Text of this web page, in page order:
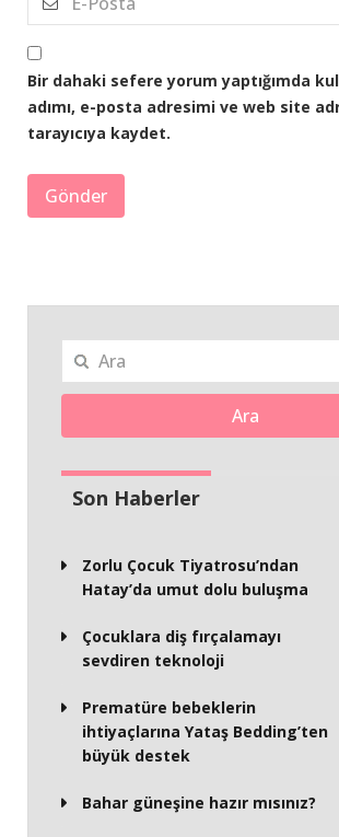
Bir dahaki sefere yorum yaptığımda
adımı, e-posta adresimi ve web site
tarayıcıya kaydet.
Ara
Son Haberler
Zorlu Çocuk Tiyatrosu’ndan
Hatay’da umut dolu buluşma
Çocuklara diş fırçalamayı
sevdiren teknoloji
Prematüre bebeklerin
ihtiyaçlarına Yataş Bedding’ten
büyük destek
Bahar güneşine hazır mısınız?